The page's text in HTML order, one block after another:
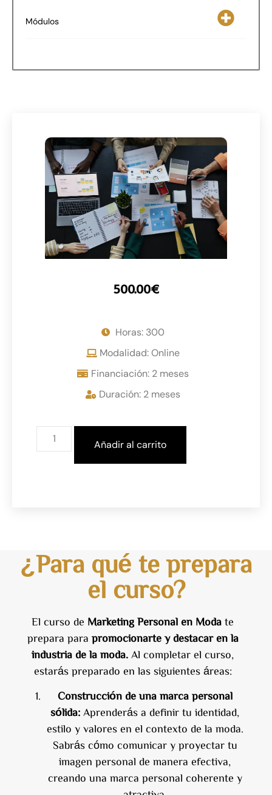
Módulos
500.00€
Horas: 300
Modalidad: Online
Financiación: 2 meses
Duración: 2 meses
Añadir al carrito
¿Para qué te prepara
el curso?
El curso de Marketing Personal en Moda te
prepara para promocionarte y destacar en la
industria de la moda. Al completar el curso,
estarás preparado en las siguientes áreas:
Construcción de una marca personal
sólida: Aprenderás a definir tu identidad,
estilo y valores en el contexto de la moda.
Sabrás cómo comunicar y proyectar tu
imagen personal de manera efectiva,
creando una marca personal coherente y